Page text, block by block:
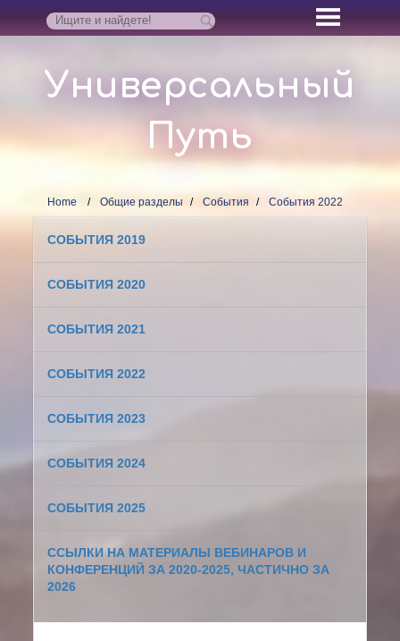
Универсальный
Путь
Home Общие разделы События События 2022
СОБЫТИЯ 2019
СОБЫТИЯ 2020
СОБЫТИЯ 2021
СОБЫТИЯ 2022
СОБЫТИЯ 2023
СОБЫТИЯ 2024
СОБЫТИЯ 2025
ССЫЛКИ НА МАТЕРИАЛЫ ВЕБИНАРОВ И
КОНФЕРЕНЦИЙ ЗА 2020-2025, ЧАСТИЧНО ЗА
2026